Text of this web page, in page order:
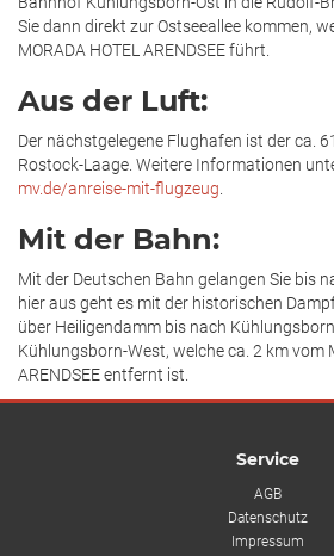
Sie dann direkt zur Ostseeallee kommen,
MORADA HOTEL ARENDSEE führt.
Aus der Luft:
Der nächstgelegene Flughafen ist der ca.
Rostock-Laage. Weitere Informationen
mv.de/anreise-mit-flugzeug
Mit der Bahn:
Mit der Deutschen Bahn gelangen Sie bis
hier aus geht es mit der historischen
über Heiligendamm bis nach
Kühlungsborn-West, welche ca. 2 km vom
ARENDSEE entfernt ist.
Service
AGB
Datenschutz
Impressum